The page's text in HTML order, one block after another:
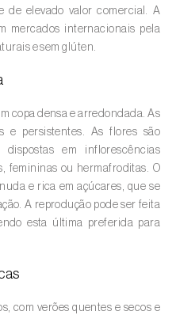
-)
e medicinais
Majorana,
e outras
L.
Quercus
de elevado valor comercial. A
mercados internacionais pela
e sem glúten.
copa densa e arredondada. As
e persistentes. As flores são
dispostas em inflorescências
femininas ou hermafroditas. O
e rica em açúcares, que se
A reprodução pode ser feita
esta última preferida para
com verões quentes e secos e